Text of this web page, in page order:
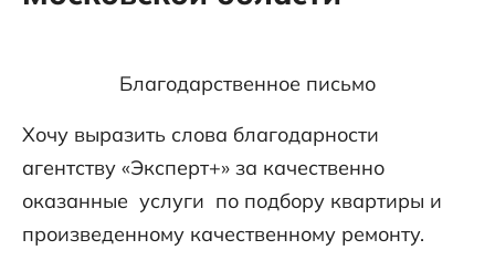
Благодарственное письмо
Хочу выразить слова благодарности
агентству «Эксперт+» за качественно
оказанные услуги по подбору квартиры и
произведенному качественному ремонту.